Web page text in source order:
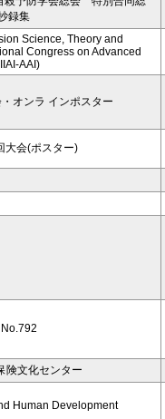
録集
Science, Theory and
Congress on Advanced
AAI)
オンラ インポスター
大会(ポスター)
険文化センター
Human Development